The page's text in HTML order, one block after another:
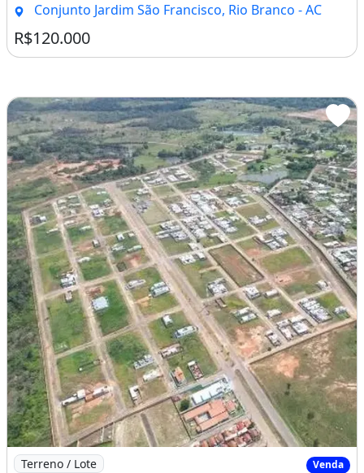
Conjunto Jardim São Francisco, Rio Branco - AC
R$120.000
Imagem: Vende-Se 2 Terrenos Quitados, com 267,5
Terreno / Lote Venda